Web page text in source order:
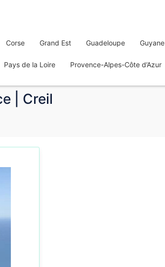
Corse Grand Est Guadeloupe Guyane
Pays de la Loire Provence-Alpes-Côte d’Azur
| Creil